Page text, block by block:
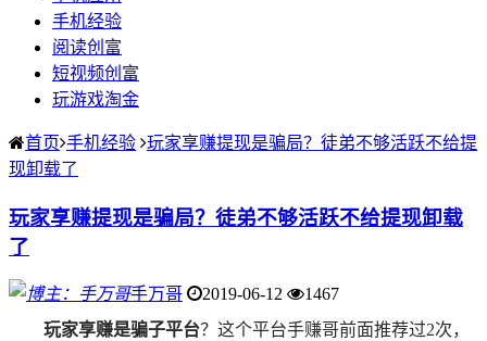
手机经验
阅读创富
短视频创富
玩游戏淘金
首页 手机经验 玩家享赚提现是骗局？徒弟不够活跃不给提
现卸载了
玩家享赚提现是骗局？徒弟不够活跃不给提现卸载
了
手万哥 2019-06-12
1467
玩家享赚是骗子平台？这个平台手赚哥前面推荐过2次，